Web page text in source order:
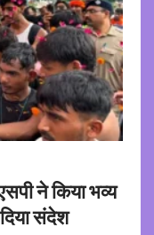
ने किया भव्य
संदेश